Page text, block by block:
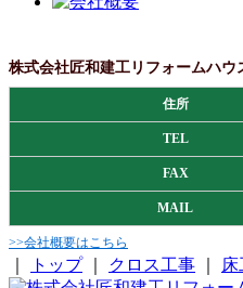
株式会社匠和建工リフォームハウ
住所
TEL
FAX
MAIL
>>会社概要はこちら
トップ｜ クロス工事